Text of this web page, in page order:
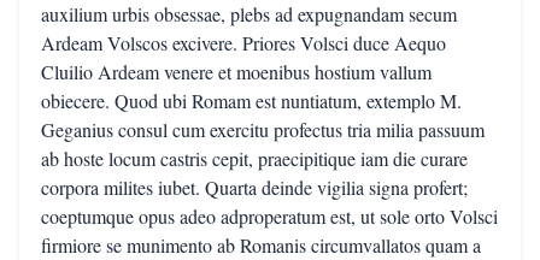
auxilium urbis obsessae, plebs ad expugnandam secum
Ardeam Volscos excivere. Priores Volsci duce Aequo
Cluilio Ardeam venere et moenibus hostium vallum
obiecere. Quod ubi Romam est nuntiatum, extemplo M.
Geganius consul cum exercitu profectus tria milia passuum
ab hoste locum castris cepit, praecipitique iam die curare
corpora milites iubet. Quarta deinde vigilia signa profert;
coeptumque opus adeo adproperatum est, ut sole orto Volsci
firmiore se munimento ab Romanis circumvallatos quam a